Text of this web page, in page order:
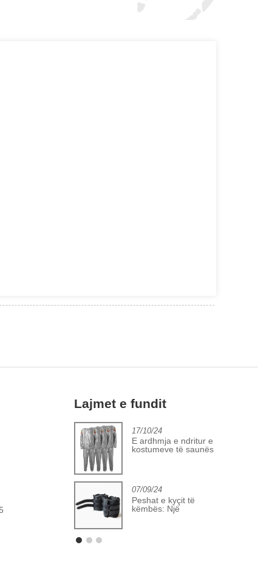
Lajmet e fundit
17/10/24
E ardhmja e ndritur e
kostumeve të saunës
07/09/24
Peshat e kyçit të
këmbës: Një